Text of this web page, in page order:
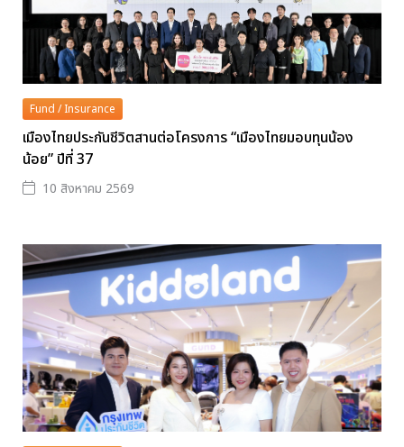
Fund / Insurance
เมืองไทยประกันชีวิตสานต่อโครงการ “เมืองไทยมอบทุนน้อง
น้อย” ปีที่ 37
10 สิงหาคม 2569